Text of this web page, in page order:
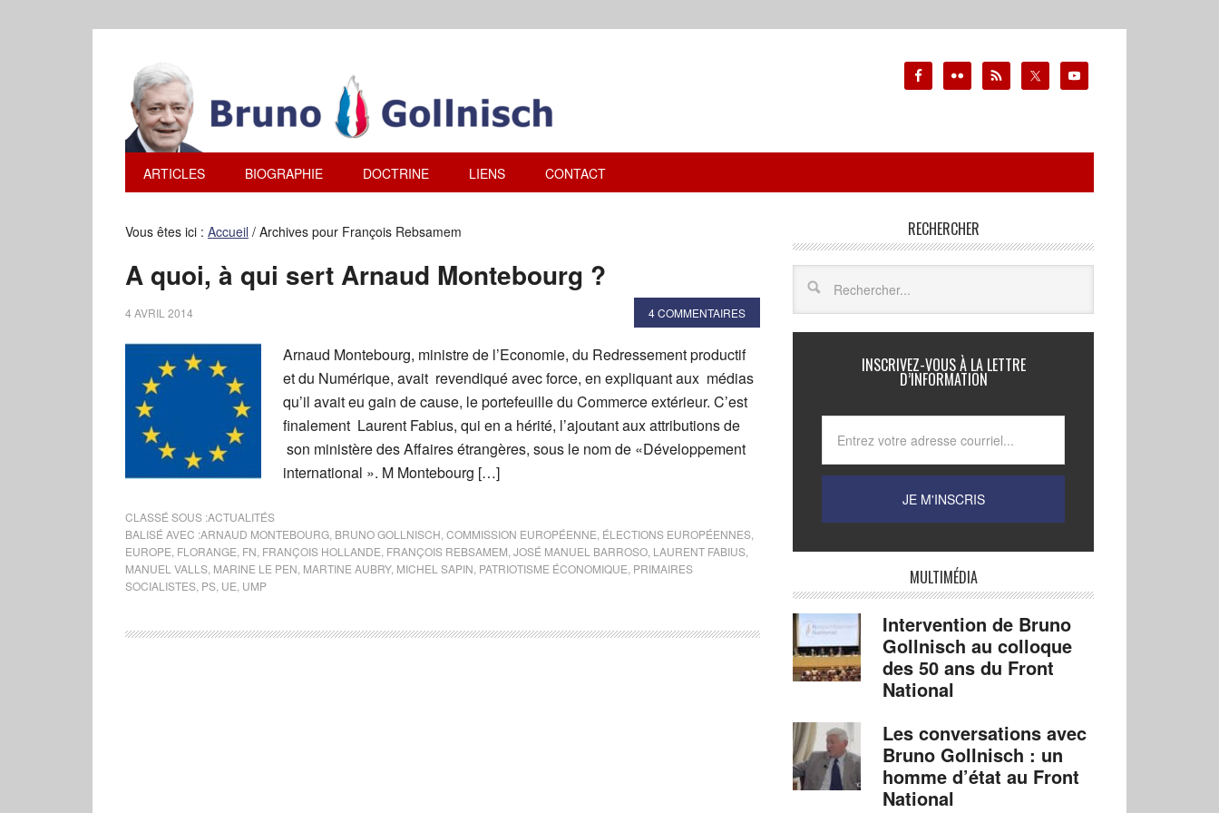
ARTICLES BIOGRAPHIE DOCTRINE LIENS CONTACT
Vous êtes ici : Accueil / Archives pour François Rebsamem
A quoi, à qui sert Arnaud Montebourg ?
4 AVRIL 2014 4 COMMENTAIRES
Arnaud Montebourg, ministre de l’Economie, du Redressement productif
et du Numérique, avait revendiqué avec force, en expliquant aux médias
qu’il avait eu gain de cause, le portefeuille du Commerce extérieur. C’est
finalement Laurent Fabius, qui en a hérité, l’ajoutant aux attributions de
son ministère des Affaires étrangères, sous le nom de «Développement
international ». M Montebourg […]
CLASSÉ SOUS :ACTUALITÉS
BALISÉ AVEC :ARNAUD MONTEBOURG BRUNO GOLLNISCH COMMISSION EUROPÉENNE ÉLECTIONS EUROPÉENNES
EUROPE FLORANGE FN FRANÇOIS HOLLANDE FRANÇOIS REBSAMEM JOSÉ MANUEL BARROSO LAURENT FABIUS
MANUEL VALLS MARINE LE PEN MARTINE AUBRY, MICHEL SAPIN PATRIOTISME ÉCONOMIQUE PRIMAIRES
SOCIALISTES PS UE UMP
RECHERCHER
INSCRIVEZ-VOUS À LA LETTRE
D’INFORMATION
MULTIMÉDIA
Intervention de Bruno
Gollnisch au colloque
des 50 ans du Front
National
Les conversations avec
Bruno Gollnisch : un
homme d’état au Front
National